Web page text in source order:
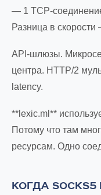
— 1 TCP-
Разница в
API-шлюзы.
центра. HTTP/2
latency.
**lexic.ml**
Потому что там
ресурсам. Одно
КОГДА